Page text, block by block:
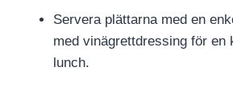
Servera plättarna med en
med vinägrettdressing för en
lunch.